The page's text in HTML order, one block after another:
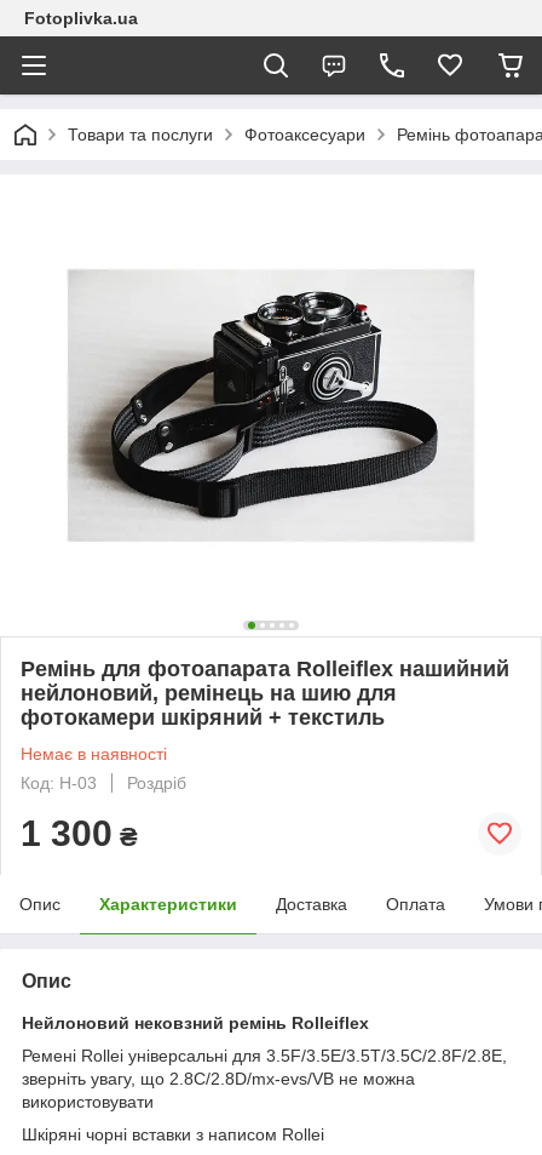
Fotoplivka.ua
Товари та послуги Фотоаксесуари Ремінь
Ремінь для фотоапарата Rolleiflex нашийний
нейлоновий, ремінець на шию для
фотокамери шкіряний + текстиль
Немає в наявності
Код: H-03
Роздріб
1 300 ₴
Опис Характеристики Доставка Оплата Умови
Опис
Нейлоновий нековзний ремінь Rolleiflex
Ремені Rollei універсальні для 3.5F/3.5E/3.5T/3.5C/2.8F/2.8E,
зверніть увагу, що 2.8C/2.8D/mx-evs/VB не можна
використовувати
Шкіряні чорні вставки з написом Rollei